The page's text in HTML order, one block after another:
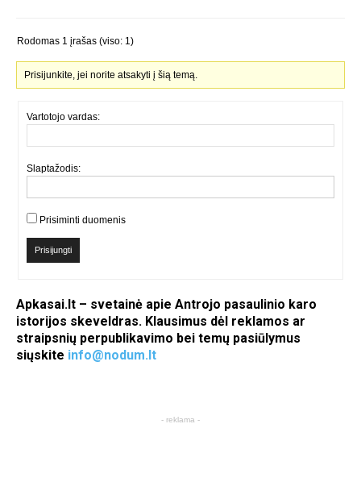
Rodomas 1 įrašas (viso: 1)
Prisijunkite, jei norite atsakyti į šią temą.
Vartotojo vardas:
Slaptažodis:
Prisiminti duomenis
Prisijungti
Apkasai.lt – svetainė apie Antrojo pasaulinio karo
istorijos skeveldras. Klausimus dėl reklamos ar
straipsnių perpublikavimo bei temų pasiūlymus
siųskite info@nodum.lt
- reklama -